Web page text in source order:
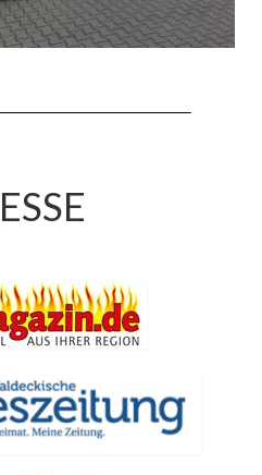
2022
ELW 1
HLF